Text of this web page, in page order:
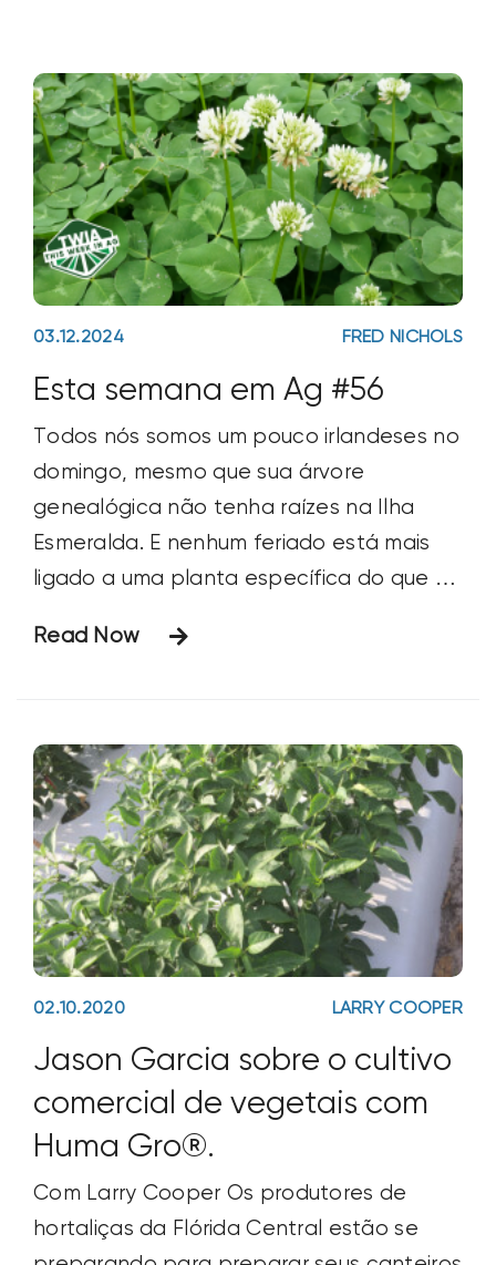
03.12.2024 FRED NICHOLS
Esta semana em Ag #56
Todos nós somos um pouco irlandeses no
domingo, mesmo que sua árvore
genealógica não tenha raízes na Ilha
Dia de São Patrício ao trevo (que, na
verdade, é um trevo branco). As origens
dessa relação remontam a 16 séculos
atrás, quando
02.10.2020 LARRY COOPER
Jason Garcia sobre o cultivo
comercial de vegetais com
Huma Gro®.
Com Larry Cooper Os produtores de
hortaliças da Flórida Central estão se
preparando para preparar seus canteiros
para o plantio, portanto, aqui está meu
guia sobre como o Huma Gro® pode
ajudar os produtores a obter as melhores
colheitas de hortaliças de todos os
tempos. Preparação dos canteiros
Tornou-se uma prática bastante comum